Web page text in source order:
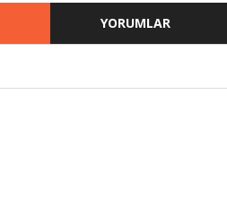
YORUMLAR